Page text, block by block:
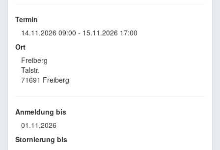
Termin
14.11.2026 09:00 - 15.11.2026 17:00
Ort
Freiberg
Talstr.
71691 Freiberg
Anmeldung bis
01.11.2026
Stornierung bis